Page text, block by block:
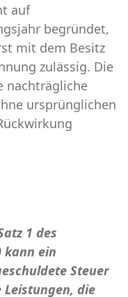
auf
begründet,
mit dem Besitz
zulässig. Die
nachträgliche
ursprünglichen
1 des
kann ein
Steuer
die